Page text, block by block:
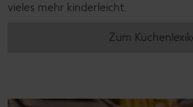
vieles mehr kinderleicht.
Zum